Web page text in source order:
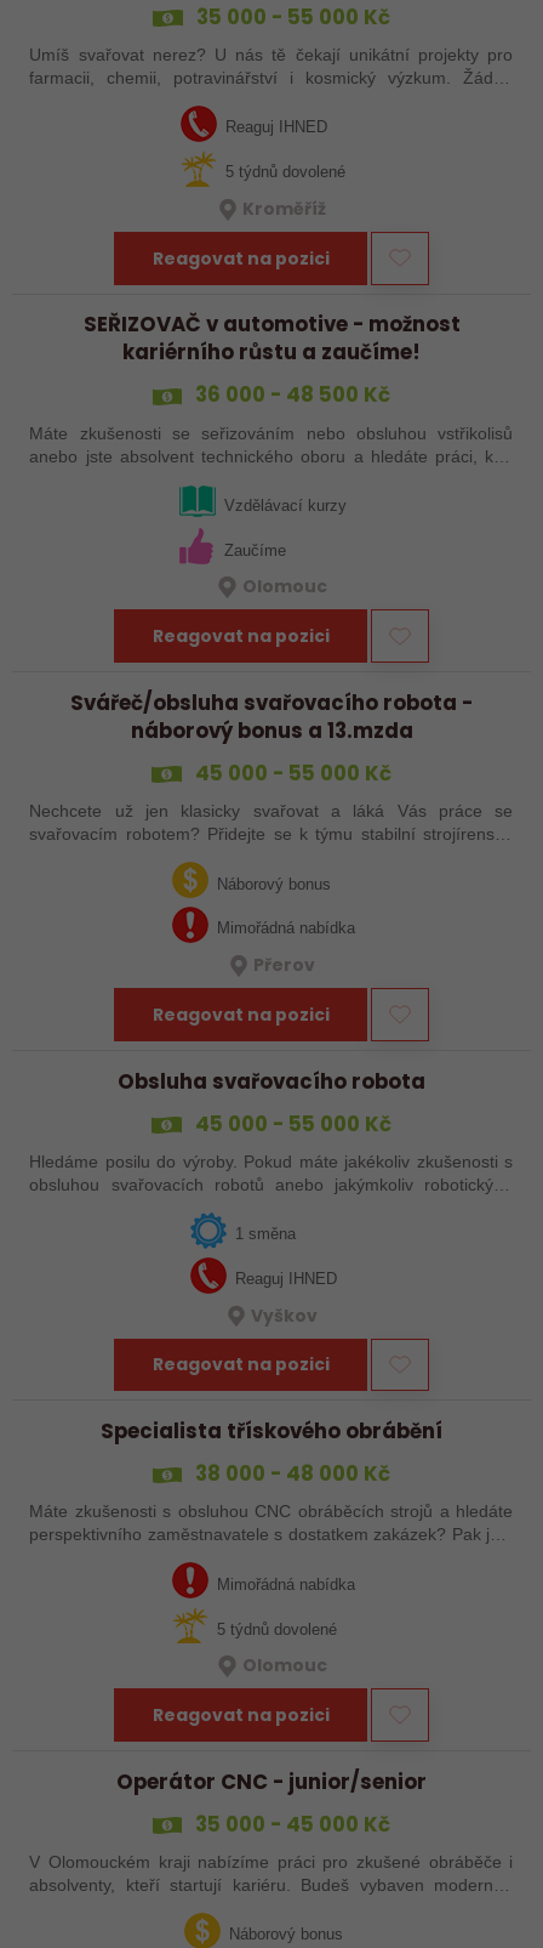
35 000 - 55 000 Kč
Umíš svařovat nerez? U nás tě čekají unikátní projekty pro
farmacii, chemii, potravinářství i kosmický výzkum. Žádná
Reaguj IHNED
5 týdnů dovolené
Kroměříž
Reagovat na pozici
SEŘIZOVAČ v automotive - možnost
kariérního růstu a zaučíme!
36 000 - 48 500 Kč
Máte zkušenosti se seřizováním nebo obsluhou vstřikolisů
anebo jste absolvent technického oboru a hledáte práci, kde
řešení a práce přímo ve…Vzdělávací kurzy
Zaučíme
Olomouc
Reagovat na pozici
Svářeč/obsluha svařovacího robota -
náborový bonus a 13.mzda
45 000 - 55 000 Kč
Nechcete už jen klasicky svařovat a láká Vás práce se
svařovacím robotem? Přidejte se k týmu stabilní strojírenské
společnosti v Hranicích a využijte své zkušenosti se
svařováním v moderní výrobě.…
Náborový bonus
Mimořádná nabídka
Přerov
Reagovat na pozici
Obsluha svařovacího robota
45 000 - 55 000 Kč
Hledáme posilu do výroby. Pokud máte jakékoliv zkušenosti s
obsluhou svařovacích robotů anebo jakýmkoliv robotickým,
1 směna
Reaguj IHNED
Vyškov
Reagovat na pozici
Specialista třískového obrábění
38 000 - 48 000 Kč
Máte zkušenosti s obsluhou CNC obráběcích strojů a hledáte
perspektivního zaměstnavatele s dostatkem zakázek? Pak jste
na správném inzerátu nabídky práce a reagujte zasláním
Mimořádná nabídka
5 týdnů dovolené
Olomouc
Reagovat na pozici
Operátor CNC - junior/senior
35 000 - 45 000 Kč
V Olomouckém kraji nabízíme práci pro zkušené obráběče i
absolventy, kteří startují kariéru. Budeš vybaven moderním
dozvědět více, neváhej…
Náborový bonus